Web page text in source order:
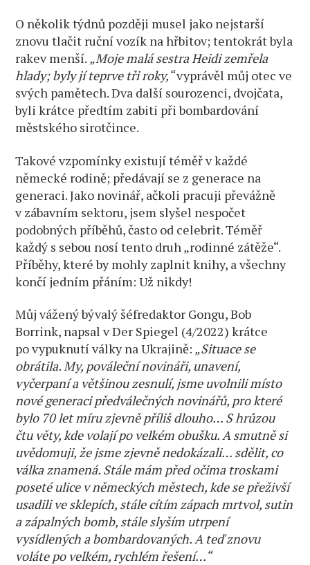
O několik týdnů později musel jako nejstarší
znovu tlačit ruční vozík na hřbitov; tentokrát byla
rakev menší. „Moje malá sestra Heidi zemřela
hlady; byly jí teprve tři roky,“vyprávěl můj otec ve
svých pamětech. Dva další sourozenci, dvojčata,
byli krátce předtím zabiti při bombardování
městského sirotčince.
Takové vzpomínky existují téměř v každé
německé rodině; předávají se z generace na
generaci. Jako novinář, ačkoli pracuji převážně
v zábavním sektoru, jsem slyšel nespočet
podobných příběhů, často od celebrit. Téměř
každý s sebou nosí tento druh „rodinné zátěže“.
Příběhy, které by mohly zaplnit knihy, a všechny
končí jedním přáním: Už nikdy!
Můj vážený bývalý šéfredaktor Gongu, Bob
Borrink, napsal v Der Spiegel (4/2022) krátce
po vypuknutí války na Ukrajině: „Situace se
obrátila. My, pováleční novináři, unavení,
vyčerpaní a většinou zesnulí, jsme uvolnili místo
nové generaci předválečných novinářů, pro které
bylo 70 let míru zjevně příliš dlouho… S hrůzou
čtu věty, kde volají po velkém obušku. A smutně si
uvědomuji, že jsme zjevně nedokázali… sdělit, co
válka znamená. Stále mám před očima troskami
poseté ulice v německých městech, kde se přeživší
usadili ve sklepích, stále cítím zápach mrtvol, sutin
a zápalných bomb, stále slyším utrpení
vysídlených a bombardovaných. A teď znovu
voláte po velkém, rychlém řešení…“